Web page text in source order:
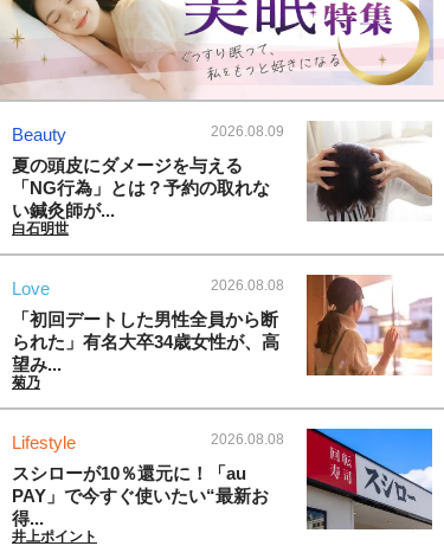
Beauty 2026.08.09
夏の頭皮にダメージを与える
「NG行為」とは？予約の取れな
い鍼灸師が...
白石明世
Love 2026.08.08
「初回デートした男性全員から断
られた」有名大卒34歳女性が、高
望み...
菊乃
Lifestyle 2026.08.08
スシローが10％還元に！「au
PAY」で今すぐ使いたい“最新お
得...
井上ポイント